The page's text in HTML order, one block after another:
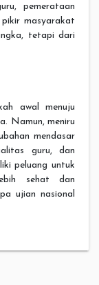
pemerataan
masyarakat
tetapi dari
awal menuju
Namun, meniru
mendasar
guru, dan
peluang untuk
sehat dan
ujian nasional